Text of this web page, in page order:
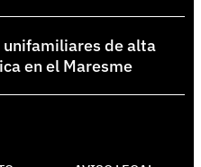
de alta
en el Maresme